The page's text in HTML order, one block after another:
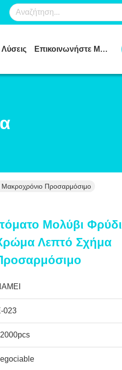
Λύσεις Επικοινωνήστε Μαζί Μας
Προσαρμόσιμο
Μολύβι Φρύδι
Λεπτό Σχήμα
023